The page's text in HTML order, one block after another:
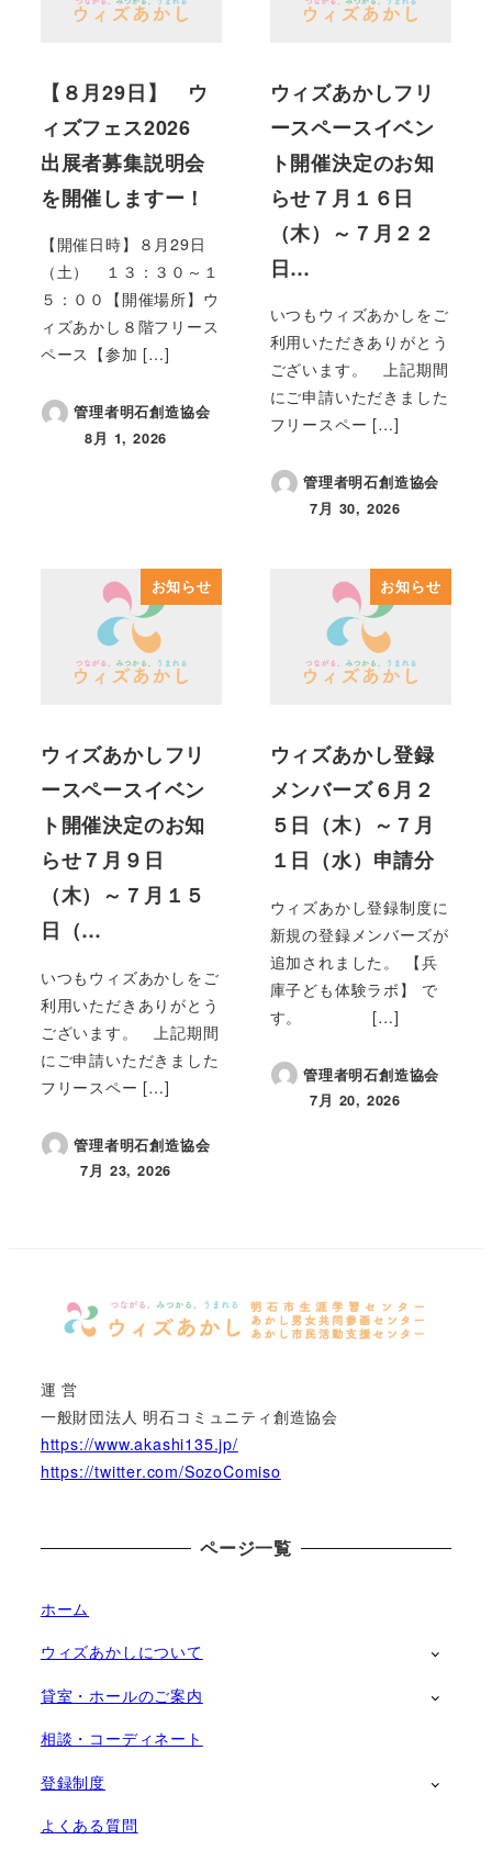
【８月29日】 ウ
ィズフェス2026
出展者募集説明会
を開催しますー！
【開催日時】８月29日
（土） １３：３０～１
５：００【開催場所】ウ
ィズあかし８階フリース
ペース【参加 […]
管理者明石創造協会
投稿日
8月 1, 2026
ウィズあかしフリ
ースペースイベン
ト開催決定のお知
らせ７月１６日
（木）～７月２２
日…
いつもウィズあかしをご
利用いただきありがとう
ございます。 上記期間
にご申請いただきました
フリースペー […]
管理者明石創造協会
投稿日
7月 30, 2026
お知らせ
ウィズあかしフリ
ースペースイベン
ト開催決定のお知
らせ７月９日
（木）～７月１５
日（…
いつもウィズあかしをご
利用いただきありがとう
ございます。 上記期間
にご申請いただきました
フリースペー […]
管理者明石創造協会
投稿日
7月 23, 2026
お知らせ
ウィズあかし登録
メンバーズ６月２
５日（木）～７月
１日（水）申請分
ウィズあかし登録制度に
新規の登録メンバーズが
追加されました。 【兵
庫子ども体験ラボ】 で
す。 […]
管理者明石創造協会
投稿日
7月 20, 2026
運 営
一般財団法人 明石コミュニティ創造協会
https://www.akashi135.jp/
https://twitter.com/SozoComiso
ページ一覧
ホーム
ウィズあかしについて
貸室・ホールのご案内
相談・コーディネート
登録制度
よくある質問